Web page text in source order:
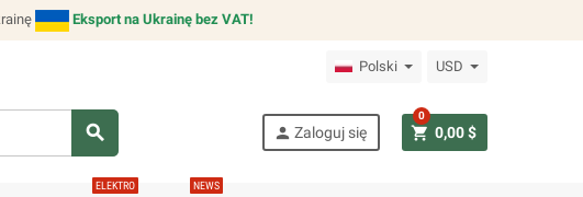
Eksport na Ukrainę bez VAT!
Polski USD
search person Zaloguj się shopping_cart 0,00 $
0
ELEKTRO NEWS